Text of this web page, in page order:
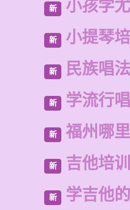
新 小孩学
新 小提琴
新 民族唱
新 学流行
新 福州哪
新 吉他培
新 学吉他